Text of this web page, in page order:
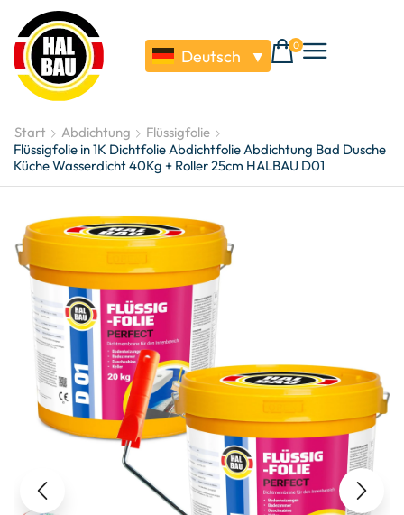
Deutsch ▼
0
Start Abdichtung
Flüssigfolie
Flüssigfolie in 1K Dichtfolie Abdichtfolie Abdichtung Bad Dusche
Küche Wasserdicht 40Kg + Roller 25cm HALBAU D01